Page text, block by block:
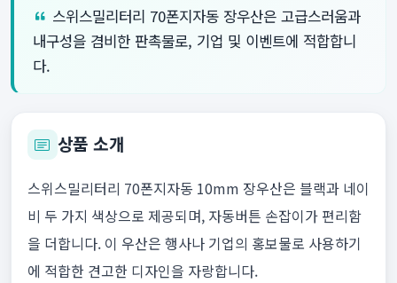
스위스밀리터리 70폰지자동 장우산은 고급스러움과
내구성을 겸비한 판촉물로, 기업 및 이벤트에 적합합니
다.
상품 소개
스위스밀리터리 70폰지자동 10mm 장우산은 블랙과 네이
비 두 가지 색상으로 제공되며, 자동버튼 손잡이가 편리함
을 더합니다. 이 우산은 행사나 기업의 홍보물로 사용하기
에 적합한 견고한 디자인을 자랑합니다.